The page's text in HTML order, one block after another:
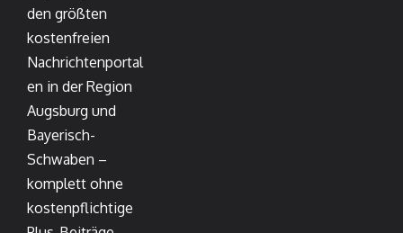
den größten
kostenfreien
Nachrichtenportal
en in der Region
Augsburg und
Bayerisch-
Schwaben –
komplett ohne
kostenpflichtige